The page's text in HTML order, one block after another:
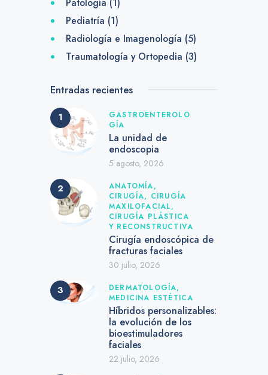
Pediatría (1)
Radiología e Imagenología (5)
Traumatología y Ortopedia (3)
Entradas recientes
GASTROENTEROLO
GÍA
La unidad de
endoscopia
5 agosto, 2026
ANATOMÍA,
CIRUGÍA, CIRUGÍA
MAXILOFACIAL,
CIRUGÍA PLÁSTICA
Y RECONSTRUCTIVA
Cirugía endoscópica de
fracturas faciales
30 julio, 2026
DERMATOLOGÍA,
MEDICINA ESTÉTICA
Híbridos personalizables:
la evolución de los
bioestimuladores
faciales
22 julio, 2026